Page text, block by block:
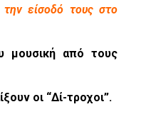
είσοδό τους στο
μουσική από τους
οι “Δί-τροχοι”.